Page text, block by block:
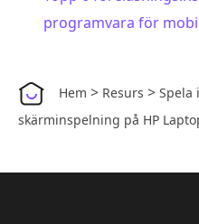
programvara för
Hem > Resurs > Spela
skärminspelning på HP